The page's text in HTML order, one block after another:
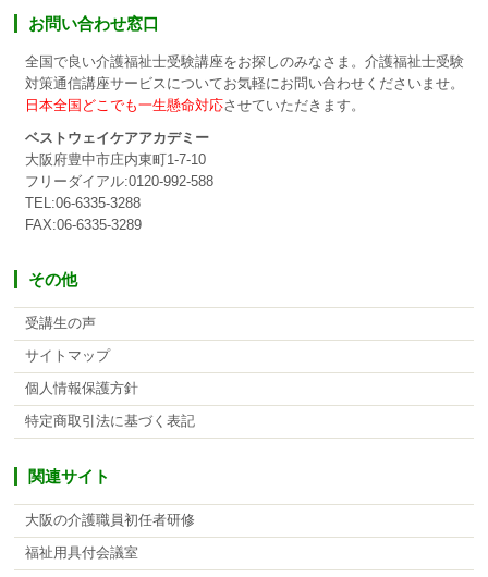
お問い合わせ窓口
全国で良い介護福祉士受験講座をお探しのみなさま。介護福祉士受験
対策通信講座サービスについてお気軽にお問い合わせくださいませ。
日本全国どこでも一生懸命対応させていただきます。
ベストウェイケアアカデミー
大阪府豊中市庄内東町1-7-10
フリーダイアル:0120-992-588
TEL:06-6335-3288
FAX:06-6335-3289
その他
受講生の声
サイトマップ
個人情報保護方針
特定商取引法に基づく表記
関連サイト
大阪の介護職員初任者研修
福祉用具付会議室